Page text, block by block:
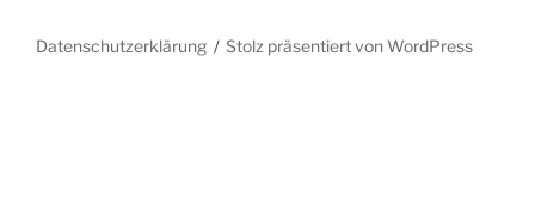
Datenschutzerklärung Stolz präsentiert von WordPress